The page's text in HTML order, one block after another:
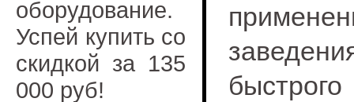
оборудование.
Успей купить со
скидкой за 135
000 руб!